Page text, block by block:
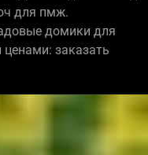
для пмж.
домики для
заказать